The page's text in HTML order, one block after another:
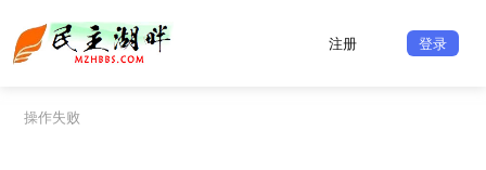
注册 登录
操作失败